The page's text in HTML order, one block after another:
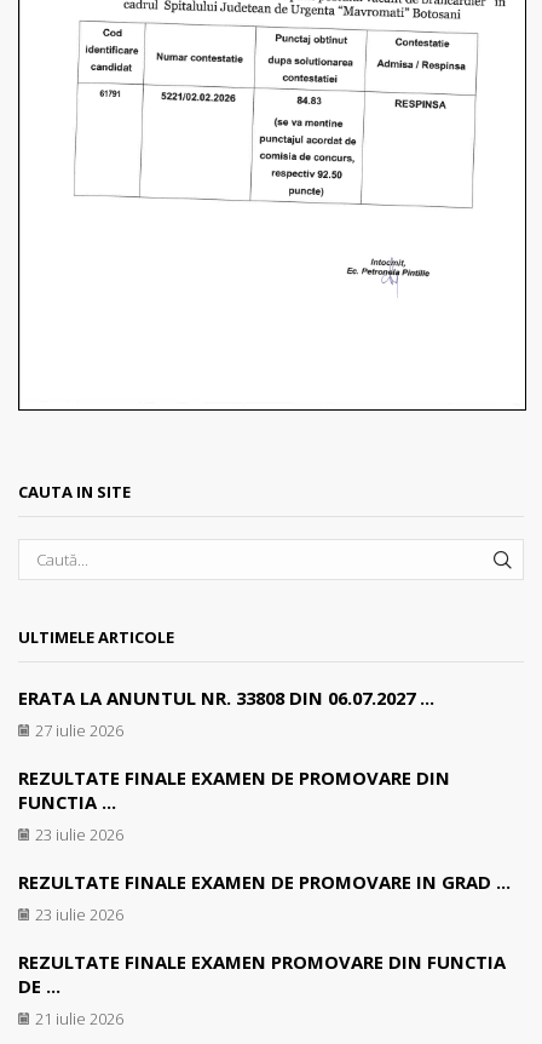
CAUTA IN SITE
ULTIMELE ARTICOLE
ERATA LA ANUNTUL NR. 33808 DIN 06.07.2027 ...
27 iulie 2026
REZULTATE FINALE EXAMEN DE PROMOVARE DIN
FUNCTIA ...
23 iulie 2026
REZULTATE FINALE EXAMEN DE PROMOVARE IN GRAD ...
23 iulie 2026
REZULTATE FINALE EXAMEN PROMOVARE DIN FUNCTIA
DE ...
21 iulie 2026